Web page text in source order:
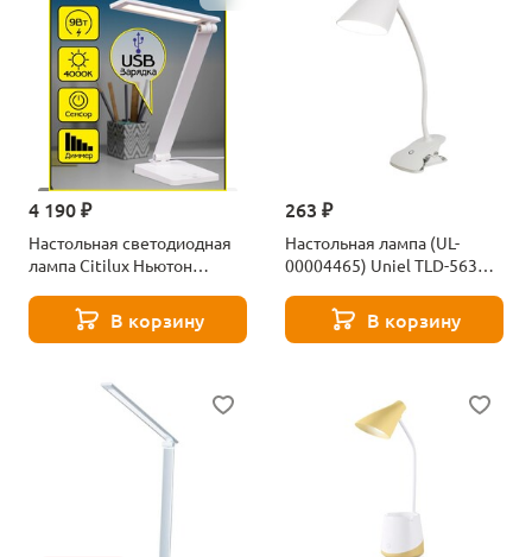
4 190 ₽
Настольная светодиодная
лампа Citilux Ньютон
В корзину
263 ₽
Настольная лампа (UL-
00004465) Uniel TLD-563
В корзину